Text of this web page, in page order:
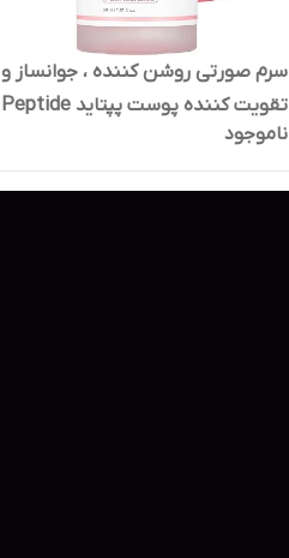
سرم صورتی روشن کننده ، جوانساز و
میل
ناموجود